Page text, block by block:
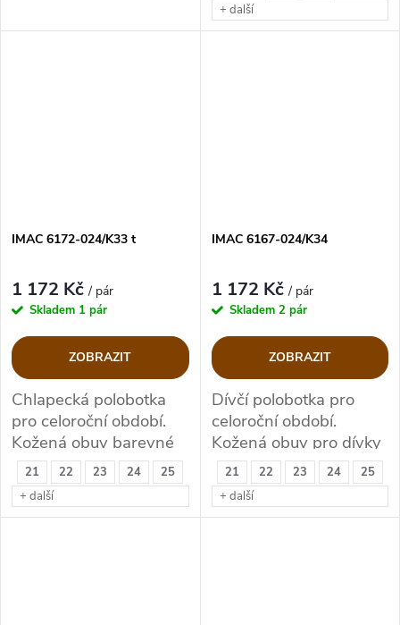
+ další
21 22 23 24
25
+ další
IMAC 6172-024/K33 t
1 172 Kč/ pár
Skladem 1 pár
ZOBRAZIT
Chlapecká polobotka
pro celoroční období.
Kožená obuv barevné
kombinaci hnědo
olivová
21 22 23 24
25
+ další
IMAC 6167-024/K34
1 172 Kč/ pár
Skladem 2 pár
ZOBRAZIT
Dívčí polobotka pro
celoroční období.
Kožená obuv pro dívky
v barevné kombinaci
modro-růžové.